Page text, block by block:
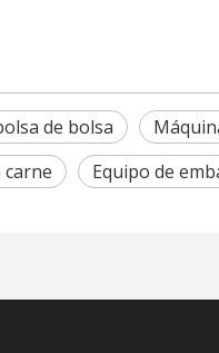
de bolsa
carne
Equipo de